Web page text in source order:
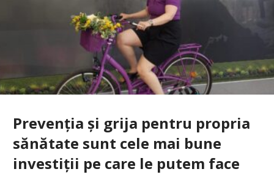
Prevenția și grija pentru propria
sănătate sunt cele mai bune
investiții pe care le putem face